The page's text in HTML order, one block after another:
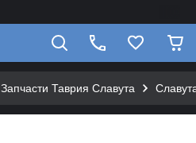
Запчасти Таврия Славута